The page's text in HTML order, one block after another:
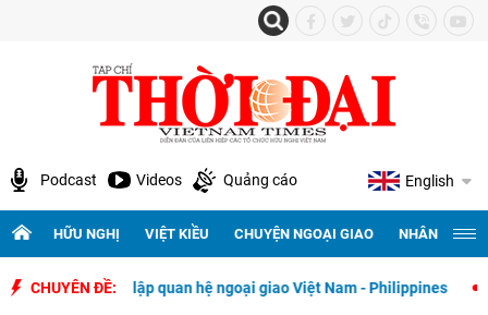
Podcast Videos Quảng cáo English
HỮU NGHỊ VIỆT KIỀU CHUYỆN NGOẠI GIAO NHÂN
CHUYÊN ĐỀ:
thiết lập quan hệ ngoại giao Việt Nam - Philippines 500 ngày